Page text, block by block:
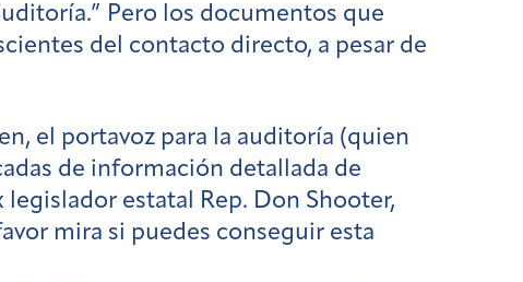
Pero los documentos que
del contacto directo, a pesar de
el portavoz para la auditoría (quien
de información detallada de
estatal Rep. Don Shooter,
mira si puedes conseguir esta